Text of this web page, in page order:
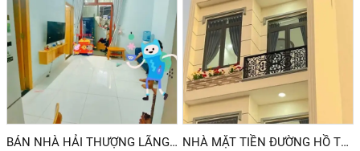
BÁN NHÀ HẢI THƯỢNG LÃNG ÔNG, P. RẠCH DỪA, TP VT NHÀ MẶT TIỀN ĐƯỜNG HỒ TRI TÂN. PHƯỜNG RẠCH DỪA. TP.VT.